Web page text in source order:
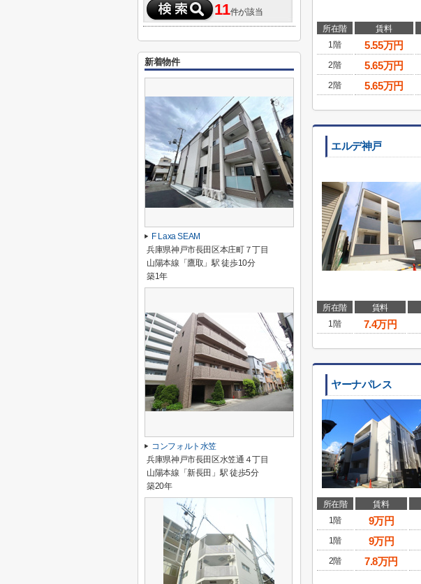
所在階 賃料
1階
5.55万円
2階
5.65万円
2階
5.65万円
エルデ神戸
所在階 賃料
1階
7.4万円
ヤーナパレス
所在階 賃料
1階
9万円
1階
9万円
2階
7.8万円
11件が該当
新着物件
F Laxa SEAM
兵庫県神戸市長田区本庄町７丁目
山陽本線「鷹取」駅 徒歩10分
築1年
コンフォルト水笠
兵庫県神戸市長田区水笠通４丁目
山陽本線「新長田」駅 徒歩5分
築20年